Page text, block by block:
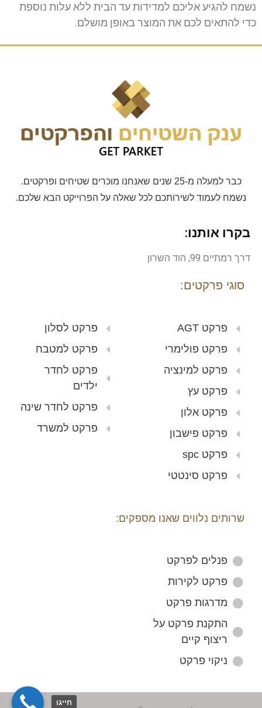
נשמח להגיע אליכם למדידות עד הבית ללא עלות נוספת
כדי להתאים לכם את המוצר באופן מושלם.
כבר למעלה מ-25 שנים שאנחנו מוכרים שטיחים ופרקטים.
נשמח לעמוד לשירותכם לכל שאלה על הפרוייקט הבא שלכם.
בקרו אותנו:
דרך רמתיים 99, הוד השרון
סוגי פרקטים:
פרקט AGT
פרקט פולימרי
פרקט למינציה
פרקט עץ
פרקט אלון
פרקט פישבון
פרקט spc
פרקט סינטטי
פרקט לסלון
פרקט למטבח
פרקט לחדר
ילדים
פרקט לחדר שינה
פרקט למשרד
שרותים נלווים שאנו מספקים:
פנלים לפרקט
פרקט לקירות
מדרגות פרקט
התקנת פרקט על
ריצוף קיים
ניקוי פרקט
חייגו